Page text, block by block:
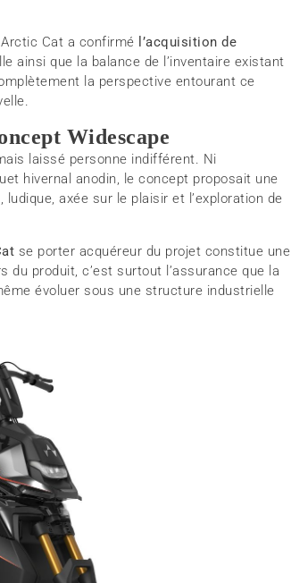
Cat a confirmé l’acquisition de
ainsi que la balance de l’inventaire existant
la perspective entourant ce
Widescape
laissé personne indifférent. Ni
hivernal anodin, le concept proposait une
axée sur le plaisir et l’exploration de
se porter acquéreur du projet constitue une
produit, c’est surtout l’assurance que la
évoluer sous une structure industrielle